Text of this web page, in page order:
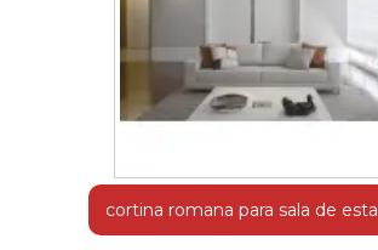
cortina romana para sala de